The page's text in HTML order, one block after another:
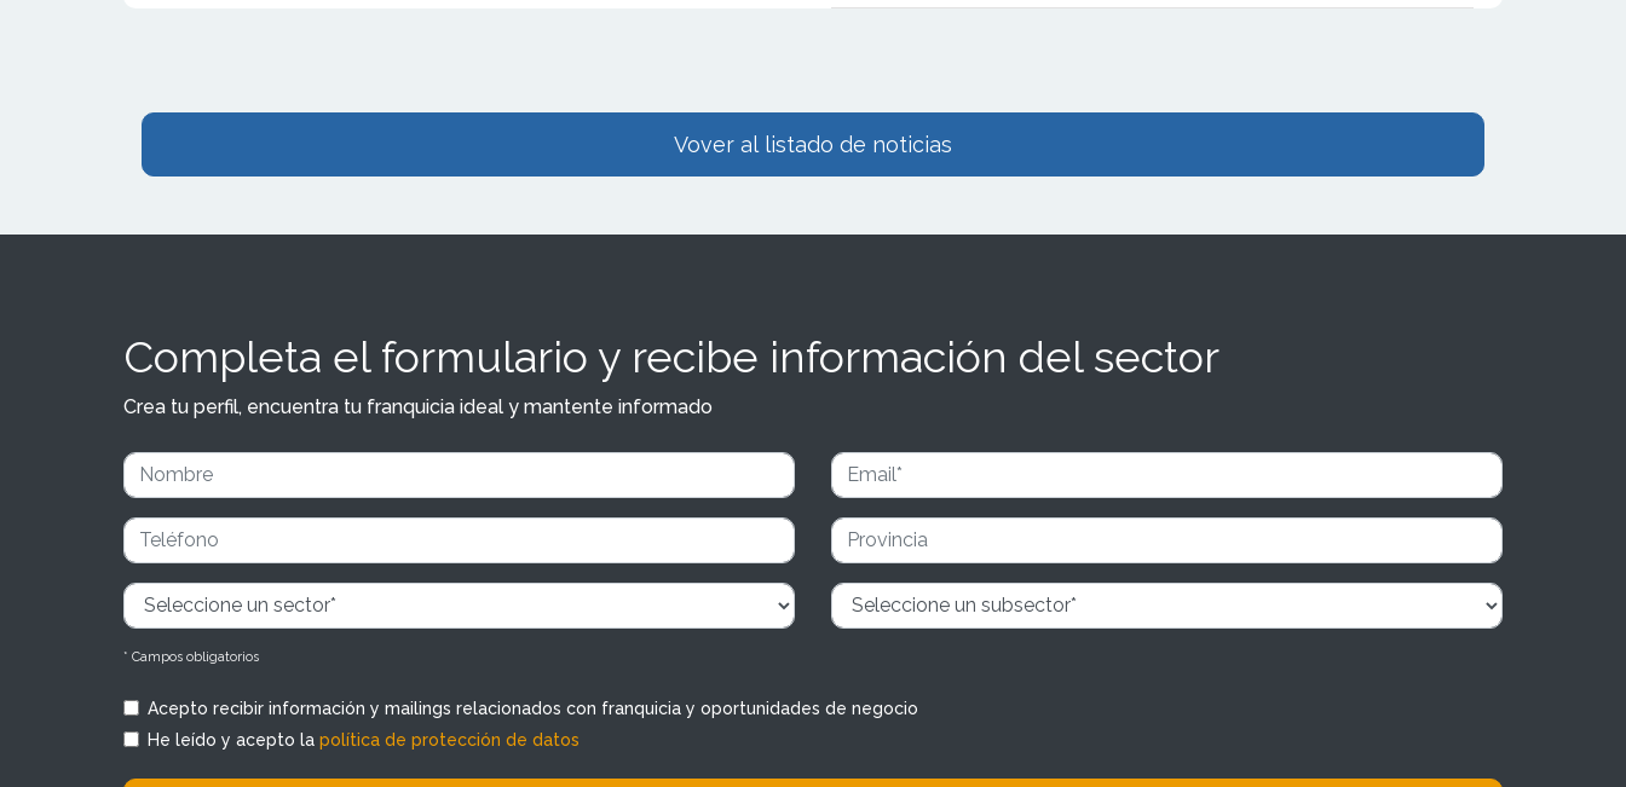
confinamiento y durante el estado de
Vover al listado de noticias
Completa el formulario y recibe información del sector
Crea tu perfil, encuentra tu franquicia ideal y mantente informado
* Campos obligatorios
Acepto recibir información y mailings relacionados con franquicia y oportunidades de negocio
He leído y acepto la política de protección de datos